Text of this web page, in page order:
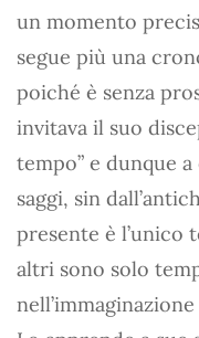
un momento
segue più una
poiché è senza
invitava il suo
tempo” e dunque a
saggi, sin
presente è l’unico
altri sono solo